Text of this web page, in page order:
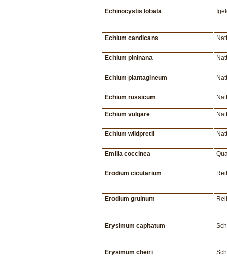
Echinocystis lobata
Echium candicans
Echium pininana
Echium plantagineum
Echium russicum
Echium vulgare
Echium wildpretii
Emilia coccinea
Erodium cicutarium
Erodium gruinum
Erysimum capitatum
Erysimum cheiri